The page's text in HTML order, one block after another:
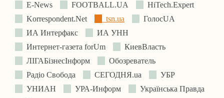
E-News FOOTBALL.UA
HiTech.Expert
Korrespondent.Net
tsn.ua
ГолосUA
ИА Интерфакс
ИА УНН
Интернет-газета forUm
КиевВласть
ЛIГАБiзнесIнформ
Обозреватель
Радіо Свобода
СЕГОДНЯ.ua
УБР
УНИАН
УРА-Информ
Українська Правда